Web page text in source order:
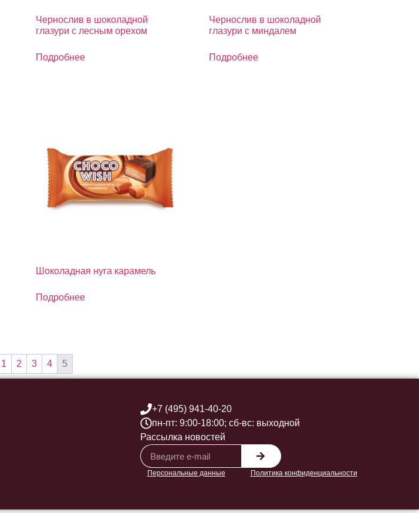
Чернослив в шоколадной
глазури с лесным орехом
Подробнее
Чернослив в шоколадной
глазури с миндалем
Подробнее
Шоколадная нуга карамель
Подробнее
1 2 3 4 5
+7 (495) 941-40-20
пн-пт: 9:00-18:00; сб-вс: выходной
Рассылка новостей
Персональные данные Политика конфиденциальности